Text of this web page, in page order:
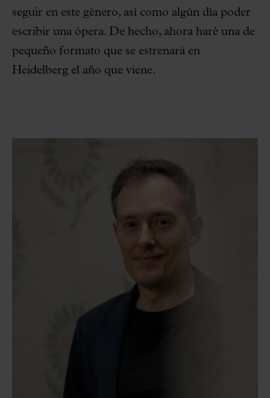
seguir en este género, así como algún día poder
escribir una ópera. De hecho, ahora haré una de
pequeño formato que se estrenará en
Heidelberg el año que viene.